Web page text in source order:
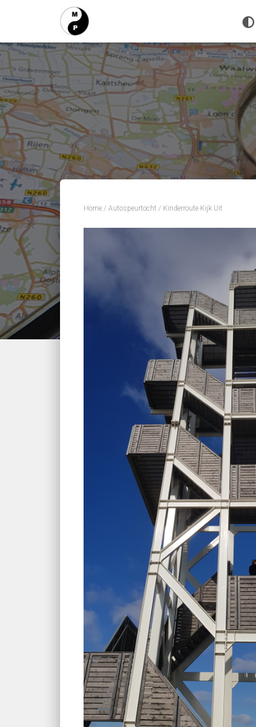
Home / Autospeurtocht / Kinderroute Kijk Uit